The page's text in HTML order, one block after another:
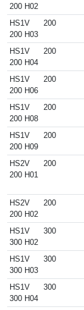
200 H02
HS1V
200 H03
200
HS1V
200 H04
200
HS1V
200 H06
200
HS1V
200 H08
200
HS1V
200 H09
200
HS2V
200 H01
200
HS2V
200 H02
200
HS1V
300 H02
300
HS1V
300 H03
300
HS1V
300 H04
300